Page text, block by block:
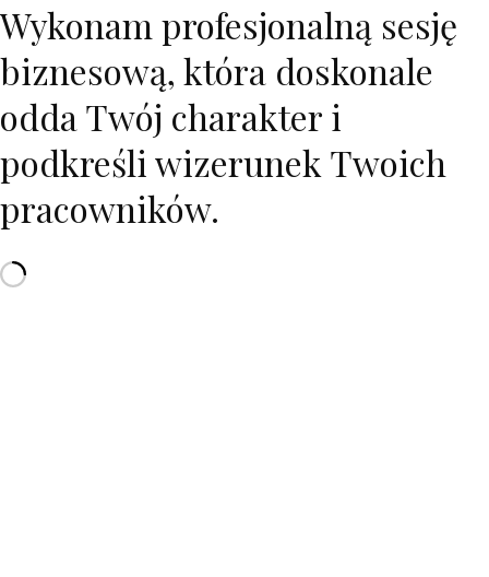
Wykonam profesjonalną sesję
biznesową, która doskonale
odda Twój charakter i
podkreśli wizerunek Twoich
pracowników.